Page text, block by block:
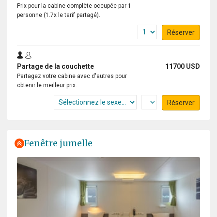
par Dušan Bajana Antarctique
and an absolutely incredible expedition team, we had
the experience of a lifetime. Every day was a unique
experience, and every single day was absolutely
fantastic. I saw a lot of amazing places, but this
expedition surpassed them all.
Prix pour la cabine complète occupée par 1
personne (1.7x le tarif partagé).
Réserver
Partage de la couchette 11700 USD
Partagez votre cabine avec d'autres pour
obtenir le meilleur prix.
Réserver
Fenêtre jumelle